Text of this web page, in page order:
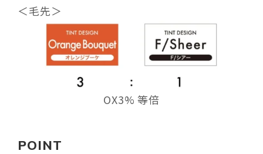
＜毛先＞
OX3% 等倍
POINT